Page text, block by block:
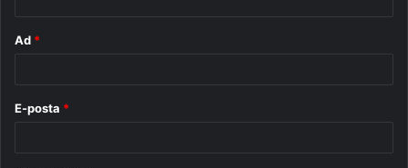
Ad *
E-posta *